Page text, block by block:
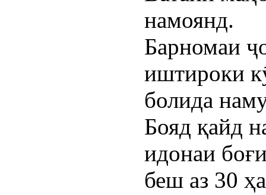
намоянд.
Барномаи
иштироки
болида
Бояд қайд
идонаи
беш аз 30